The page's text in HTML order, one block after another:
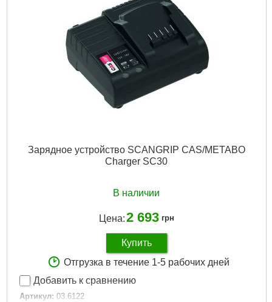
Зарядное устройство SCANGRIP CAS/METABO
Charger SC30
В наличии
Цена:2 693 грн
Купить
Отгрузка в течение 1-5 рабочих дней
Добавить к сравнению
Артикул: 03.6122